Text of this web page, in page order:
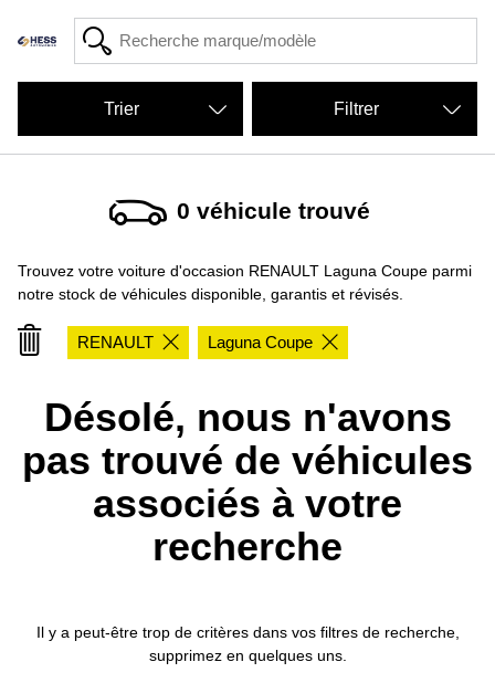
0 véhicule trouvé
Trouvez votre voiture d'occasion RENAULT Laguna Coupe parmi
notre stock de véhicules disponible, garantis et révisés.
RENAULT Laguna Coupe
Filtrer
Désolé, nous n'avons
pas trouvé de véhicules
associés à votre
recherche
Il y a peut-être trop de critères dans vos filtres de recherche,
supprimez en quelques uns.